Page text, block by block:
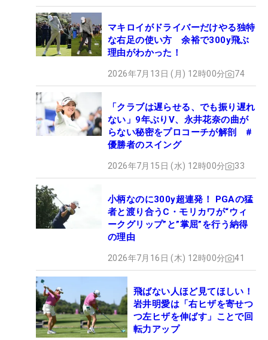
マキロイがドライバーだけやる独特
な右足の使い方 余裕で300y飛ぶ
理由がわかった！
2026年7月13日 (月) 12時00分 74
「クラブは遅らせる、でも振り遅れ
ない」9年ぶりV、永井花奈の曲が
らない秘密をプロコーチが解剖 #
優勝者のスイング
2026年7月15日 (水) 12時00分 33
小柄なのに300y超連発！ PGAの猛
者と渡り合うC・モリカワが“ウィ
ークグリップ”と”掌屈”を行う納得
の理由
2026年7月16日 (木) 12時00分 41
飛ばない人ほど見てほしい！
岩井明愛は「右ヒザを寄せつ
つ左ヒザを伸ばす」ことで回
転力アップ